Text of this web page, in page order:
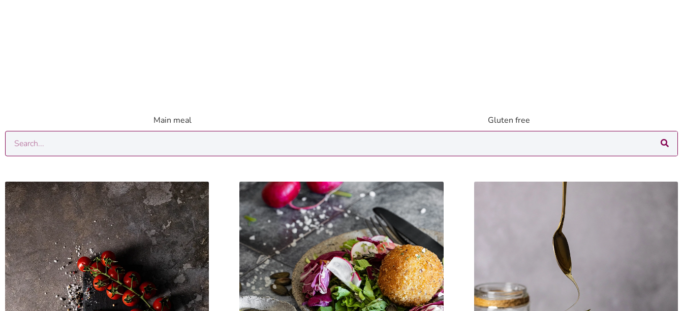
Main meal Gluten free